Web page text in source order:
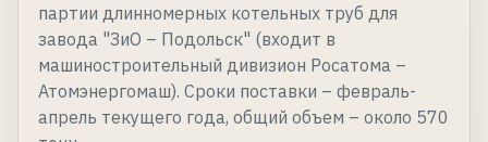
партии длинномерных котельных труб для
завода "ЗиО – Подольск" (входит в
машиностроительный дивизион Росатома –
Атомэнергомаш). Сроки поставки – февраль-
апрель текущего года, общий объем – около 570